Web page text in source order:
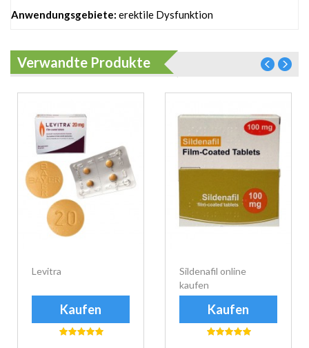
Anwendungsgebiete: erektile Dysfunktion
Verwandte Produkte
Levitra
Kaufen
Sildenafil online
kaufen
Kaufen